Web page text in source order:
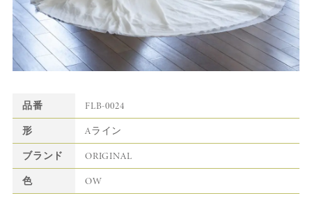
品番
FLB-0024
形
Aライン
ブランド
ORIGINAL
色
OW